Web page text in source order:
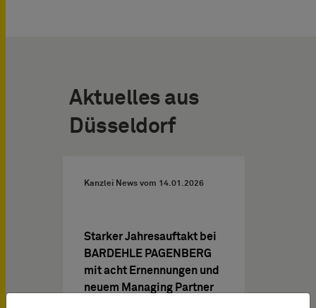
Aktuelles aus
Düsseldorf
Kanzlei News vom 14.01.2026
Starker Jahresauftakt bei
BARDEHLE PAGENBERG
mit acht Ernennungen und
neuem Managing Partner